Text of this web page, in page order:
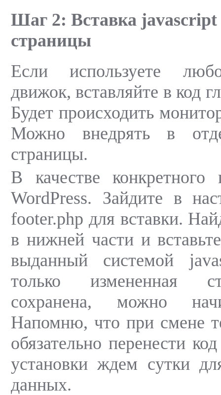
Шаг 2: Вставка javascript
страницы
Если используете
движок, вставляйте в код
Будет происходить
Можно внедрять в
страницы.
В качестве конкретного
WordPress. Зайдите в
footer.php для вставки.
в нижней части и
выданный системой
только измененная
сохранена, можно
Напомню, что при смене
обязательно перенести
установки ждем сутки
данных.